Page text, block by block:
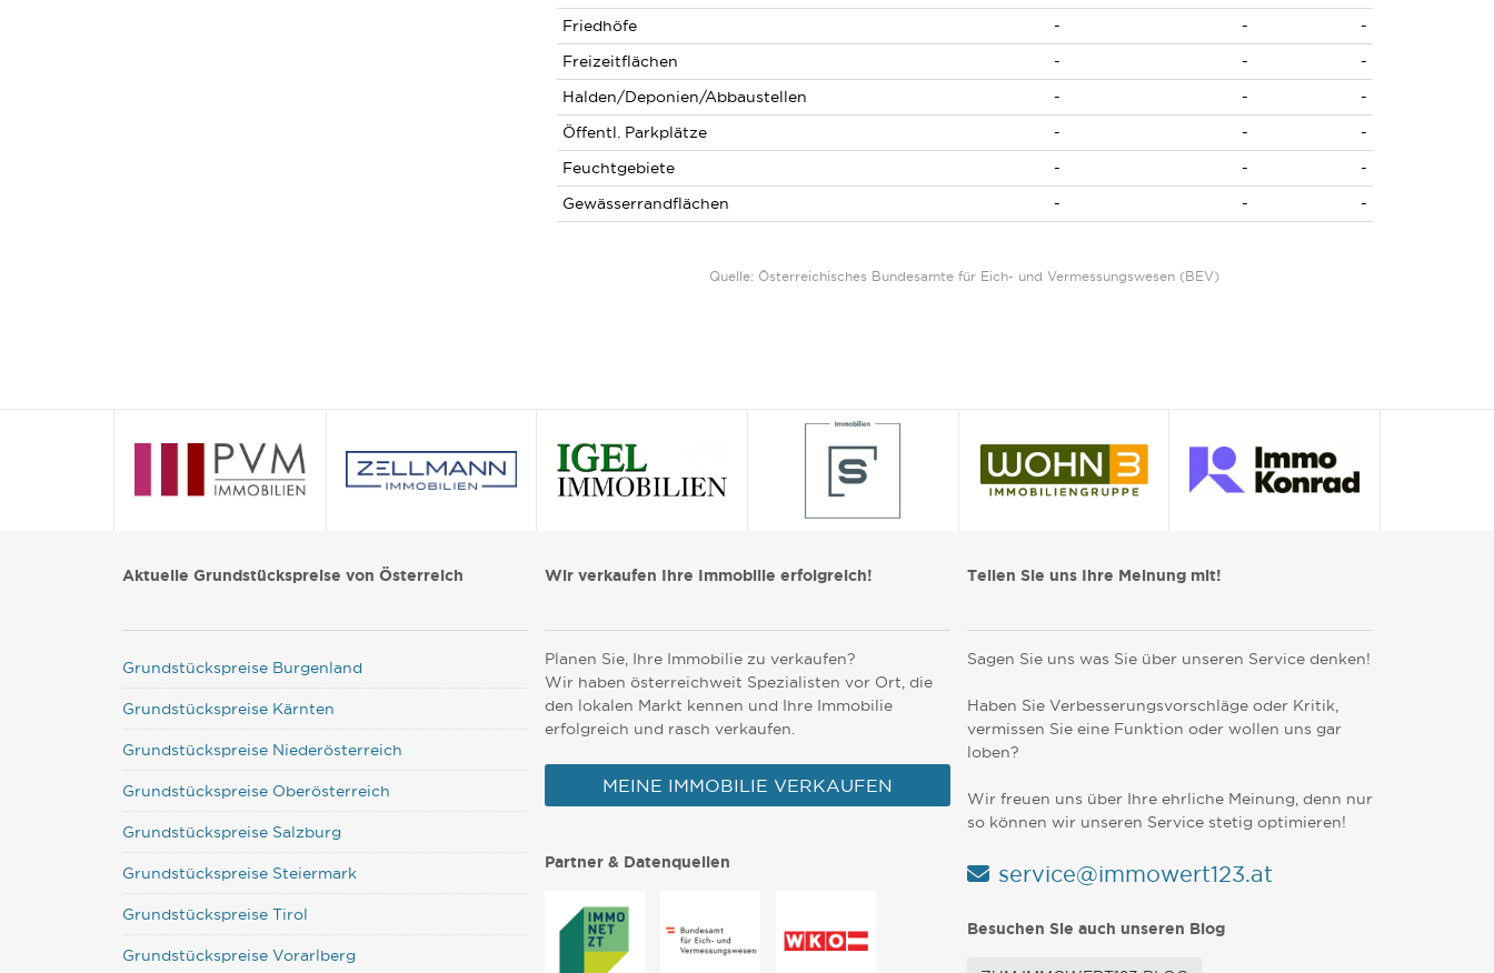
Friedhöfe
- -
-
Freizeitflächen
- -
-
Halden/Deponien/Abbaustellen
- -
-
Öffentl. Parkplätze
- -
-
Feuchtgebiete
- -
-
Gewässerrandflächen
- - -
Quelle: Österreichisches Bundesamte für Eich- und Vermessungswesen (BEV)
Aktuelle Grundstückspreise von Österreich
Grundstückspreise Burgenland
Grundstückspreise Kärnten
Grundstückspreise Niederösterreich
Grundstückspreise Oberösterreich
Grundstückspreise Salzburg
Grundstückspreise Steiermark
Grundstückspreise Tirol
Grundstückspreise Vorarlberg
Wir verkaufen Ihre Immobilie erfolgreich!
Planen Sie, Ihre Immobilie zu verkaufen?
Wir haben österreichweit Spezialisten vor Ort, die
den lokalen Markt kennen und Ihre Immobilie
erfolgreich und rasch verkaufen.
MEINE IMMOBILIE VERKAUFEN
Partner & Datenquellen
Teilen Sie uns Ihre Meinung mit!
Sagen Sie uns was Sie über unseren Service denken!
Haben Sie Verbesserungsvorschläge oder Kritik,
vermissen Sie eine Funktion oder wollen uns gar
loben?
Wir freuen uns über Ihre ehrliche Meinung, denn nur
so können wir unseren Service stetig optimieren!
service@immowert123.at
Besuchen Sie auch unseren Blog